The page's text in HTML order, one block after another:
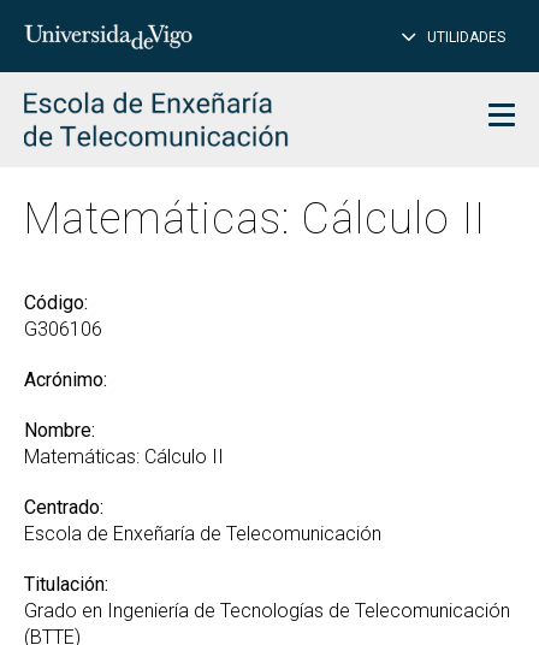
Insertar
para
buscar
UTILIDADES
Matemáticas: Cálculo II
Código:
G306106
Acrónimo:
Nombre:
Matemáticas: Cálculo II
Centrado:
Escola de Enxeñaría de Telecomunicación
Titulación:
Grado en Ingeniería de Tecnologías de Telecomunicación
(BTTE)